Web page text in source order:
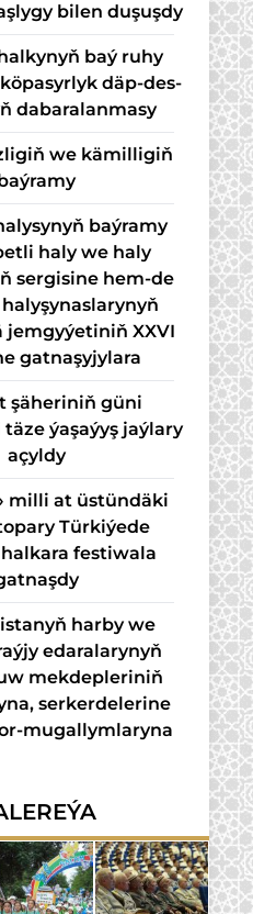
bilen duşuşdy
baý ru­hy
däp-des­
da­ba­ra­lan­ma­sy
we kämilligiň
baýramy
haly we haly
sergisine hem-de
XXVI
gatnaşyjylara
şäheriniň güni
ýaşaýyş jaýlary
açyldy
milli at üstündäki
Türkiýede
festiwala
harby we
edaralarynyň
mekdepleriniň
serkerdelerine
mugallymlaryna